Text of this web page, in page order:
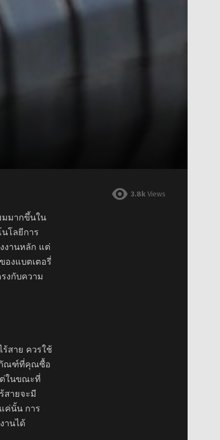
3.8k Views
มมากขึ้นใน
โลยีการ
งานหลัก แต่
องแบตเตอรี่
งกับความ
สาย ควรใช้
ภัณฑ์ที่คุณซื้อ
ต่ในขณะที่
สายจะมี
ค่นั้น การ
านได้